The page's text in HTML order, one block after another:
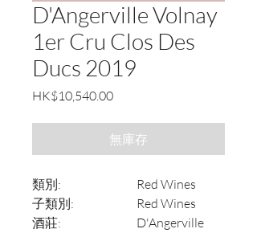
D'Angerville Volnay
1er Cru Clos Des
Ducs 2019
HK$10,540.00價
無庫存
類別:
Red Wines
子類別:
Red Wines
酒莊:
D'Angerville